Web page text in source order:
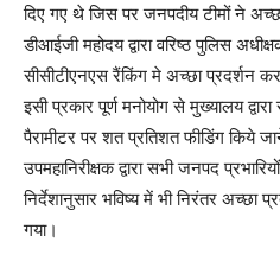
दिए गए थे जिस पर जनपदीय टीमों ने
डीआईजी महोदय द्वारा वरिष्ठ पुलिस
सीसीटीएनएस रैंकिंग मे अच्छा प्रदर्शन
इसी प्रकार पूर्ण मनोयोग से मुख्यालय
पैरामीटर पर शत प्रतिशत फीडिंग किये
उपमहानिरीक्षक द्वारा सभी जनपद
निर्देशानुसार भविष्य में भी निरंतर अच्छा
गया।